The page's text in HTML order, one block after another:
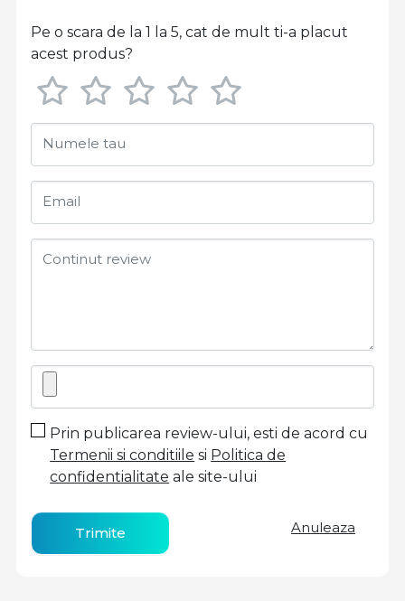
Pe o scara de la 1 la 5, cat de mult ti-a placut
acest produs?
Numele tau
Email
Continut review
Prin publicarea review-ului, esti de acord cu
Termenii si conditiile si Politica de
confidentialitate ale site-ului
Trimite Anuleaza